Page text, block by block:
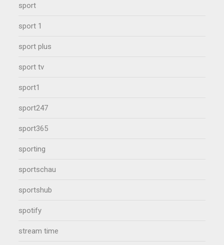
sport
sport 1
sport plus
sport tv
sport1
sport247
sport365
sporting
sportschau
sportshub
spotify
stream time